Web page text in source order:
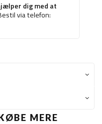
dig med at
via telefon:
MERE